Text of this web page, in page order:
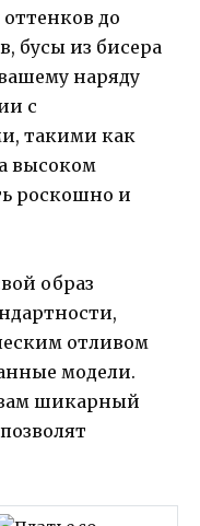
до
бусы из бисера
наряду
с
такими как
высоком
роскошно и
образ
отливом
модели.
шикарный